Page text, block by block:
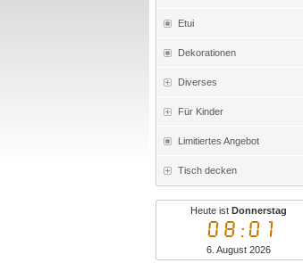
Etui
Dekorationen
Diverses
Für Kinder
Limitiertes Angebot
Tisch decken
Heute ist Donnerstag
08:01
6. August 2026